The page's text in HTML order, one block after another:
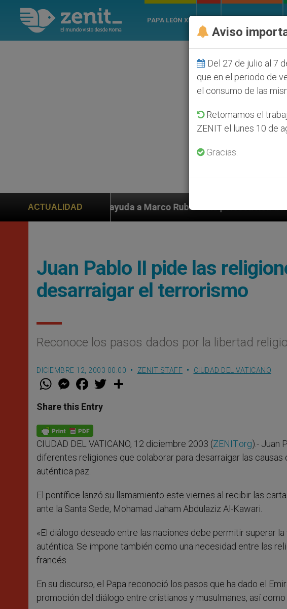
PAPA LEÓN XIV
ACTUALIDAD
ayuda a Marco Rubio ante persecución de colonos judíos que
Juan Pablo II pide las
desarraigar el terrorismo
Reconoce los pasos dados por la libertad
DICIEMBRE 12, 2003 00:00 ZENIT STAFF CIUDAD DEL VATICANO
W
t
s
p
p
M
e
s
e
g
e
r
F
a
e
b
o
k
w
Share this Entry
CIUDAD DEL VATICANO, 12 diciembre 2003 (ZENIT.org).- Juan
diferentes religiones que colaborar para desarraigar las
auténtica paz.
El pontífice lanzó su llamamiento este viernes al recibir las
ante la Santa Sede, Mohamad Jaham Abdulaziz Al-Kawari.
«El diálogo deseado entre las naciones debe permitir superar
auténtica. Se impone también como una necesidad entre las
francés.
En su discurso, el Papa reconoció los pasos que ha dado el
promoción del diálogo entre cristianos y musulmanes, así
Aviso
Del 27 de julio al 7
que en el periodo de
el consumo de las
Retomamos el
ZENIT el lunes 10 de
Gracias.